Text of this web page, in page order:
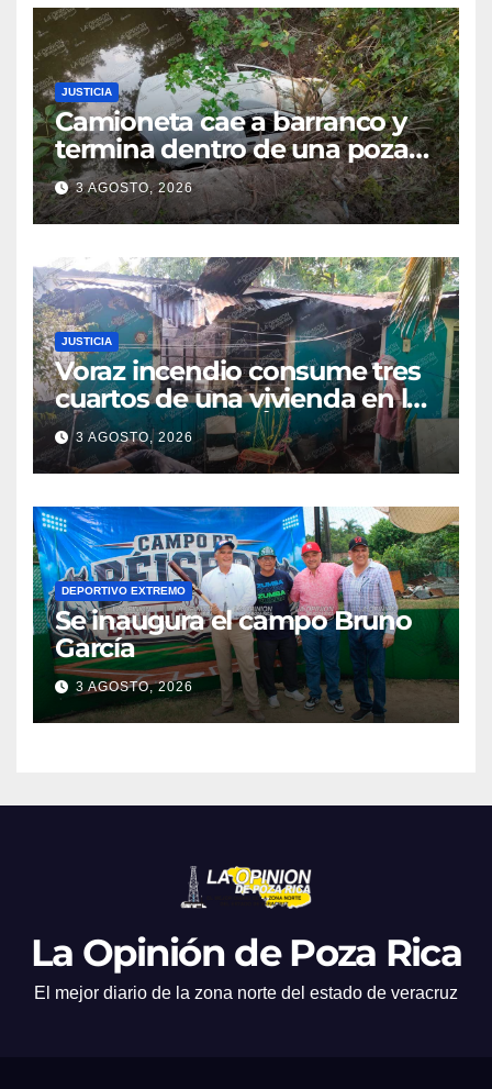
JUSTICIA
Camioneta cae a barranco y
termina dentro de una poza
en Coatzintla; conductor sale
con golpes leves
3 AGOSTO, 2026
JUSTICIA
Voraz incendio consume tres
cuartos de una vivienda en la
colonia Manuel Ávila
Camacho
3 AGOSTO, 2026
DEPORTIVO EXTREMO
Se inaugura el campo Bruno
García
3 AGOSTO, 2026
La Opinión de Poza Rica
El mejor diario de la zona norte del estado de veracruz